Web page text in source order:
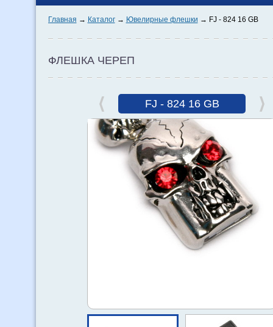
Главная Каталог Ювелирные флешки FJ - 824 16 GB
ФЛЕШКА ЧЕРЕП
FJ - 824 16 GB